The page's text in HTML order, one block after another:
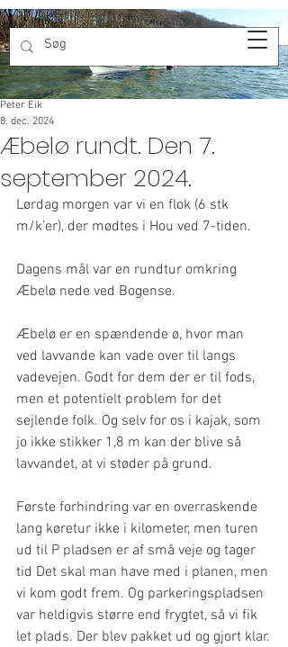
Æbelø rundt. Den 7.
september 2024.
Peter Eik
8. dec. 2024
Lørdag morgen var vi en flok (6 stk
m/k’er), der mødtes i Hou ved 7-tiden.
Dagens mål var en rundtur omkring
Æbelø nede ved Bogense.
Æbelø er en spændende ø, hvor man
ved lavvande kan vade over til langs
vadevejen. Godt for dem der er til fods,
men et potentielt problem for det
sejlende folk. Og selv for os i kajak, som
jo ikke stikker 1,8 m kan der blive så
lavvandet, at vi støder på grund.
Første forhindring var en overraskende
lang køretur ikke i kilometer, men turen
ud til P pladsen er af små veje og tager
tid Det skal man have med i planen, men
vi kom godt frem. Og parkeringspladsen
var heldigvis større end frygtet, så vi fik
let plads. Der blev pakket ud og gjort klar.